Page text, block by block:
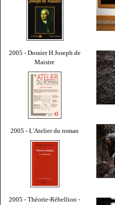
2005 - Dossier H Joseph de
Maistre
2005 - L'Atelier du roman
2005 - Théorie-Rébellion -